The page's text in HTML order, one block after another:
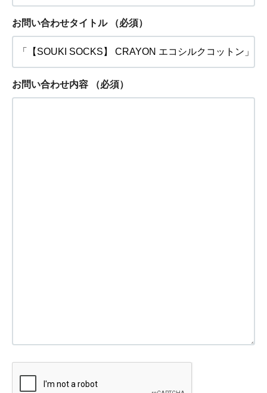
お問い合わせタイトル （必須）
お問い合わせ内容 （必須）